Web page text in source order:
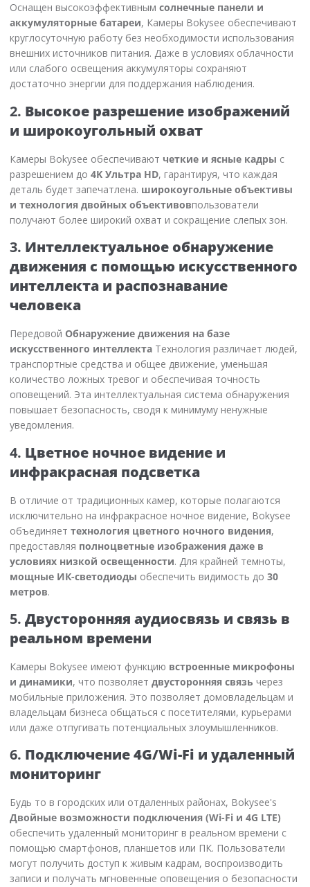
Оснащен высокоэффективным солнечные панели и
аккумуляторные батареи, Камеры Bokysee обеспечивают
круглосуточную работу без необходимости использования
внешних источников питания. Даже в условиях облачности
или слабого освещения аккумуляторы сохраняют
достаточно энергии для поддержания наблюдения.
2. Высокое разрешение изображений
и широкоугольный охват
Камеры Bokysee обеспечивают четкие и ясные кадры с
разрешением до 4K Ультра HD, гарантируя, что каждая
деталь будет запечатлена. широкоугольные объективы
и технология двойных объективовпользователи
получают более широкий охват и сокращение слепых зон.
3. Интеллектуальное обнаружение
движения с помощью искусственного
интеллекта и распознавание
человека
Передовой Обнаружение движения на базе
искусственного интеллекта Технология различает людей,
транспортные средства и общее движение, уменьшая
количество ложных тревог и обеспечивая точность
оповещений. Эта интеллектуальная система обнаружения
повышает безопасность, сводя к минимуму ненужные
уведомления.
4. Цветное ночное видение и
инфракрасная подсветка
В отличие от традиционных камер, которые полагаются
исключительно на инфракрасное ночное видение, Bokysee
объединяет технология цветного ночного видения,
предоставляя полноцветные изображения даже в
условиях низкой освещенности. Для крайней темноты,
мощные ИК-светодиоды обеспечить видимость до 30
метров.
5. Двусторонняя аудиосвязь и связь в
реальном времени
Камеры Bokysee имеют функцию встроенные микрофоны
и динамики, что позволяет двусторонняя связь через
мобильные приложения. Это позволяет домовладельцам и
владельцам бизнеса общаться с посетителями, курьерами
или даже отпугивать потенциальных злоумышленников.
6. Подключение 4G/Wi-Fi и удаленный
мониторинг
Будь то в городских или отдаленных районах, Bokysee's
Двойные возможности подключения (Wi-Fi и 4G LTE)
обеспечить удаленный мониторинг в реальном времени с
помощью смартфонов, планшетов или ПК. Пользователи
могут получить доступ к живым кадрам, воспроизводить
записи и получать мгновенные оповещения о безопасности